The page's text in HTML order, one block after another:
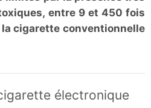
entre 9 et 450 fois
cigarette conventionnelle
électronique